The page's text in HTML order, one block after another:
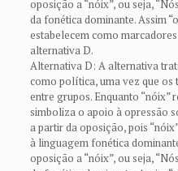
oposição a “nóix”, ou seja,
da fonética dominante. Assim
estabelecem como
alternativa D.
Alternativa D: A alternativa
como política, uma vez que
entre grupos. Enquanto “nóix”
simboliza o apoio à opressão
a partir da oposição, pois
à linguagem fonética
oposição a “nóix”, ou seja,